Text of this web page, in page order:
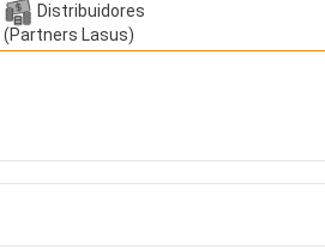
Distribuidores
(Partners Lasus)